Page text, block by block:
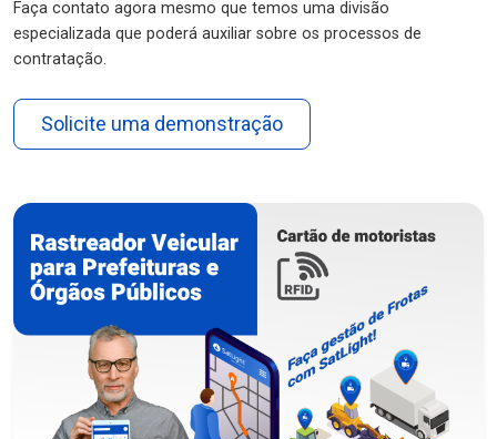
Faça contato agora mesmo que temos uma divisão
especializada que poderá auxiliar sobre os processos de
contratação.
Solicite uma demonstração